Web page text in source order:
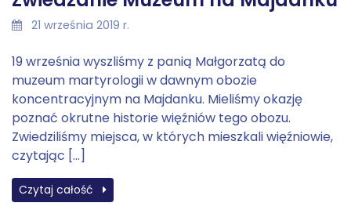
21 września 2019 r.
19 września wyszliśmy z panią Małgorzatą do
muzeum martyrologii w dawnym obozie
koncentracyjnym na Majdanku. Mieliśmy okazję
poznać okrutne historie więźniów tego obozu.
Zwiedziliśmy miejsca, w których mieszkali więźniowie,
czytając […]
Czytaj całość